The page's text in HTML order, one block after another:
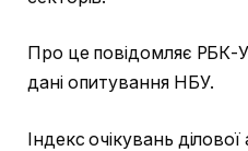
Про це повідомляє РБК-
дані опитування НБУ.
Індекс очікувань